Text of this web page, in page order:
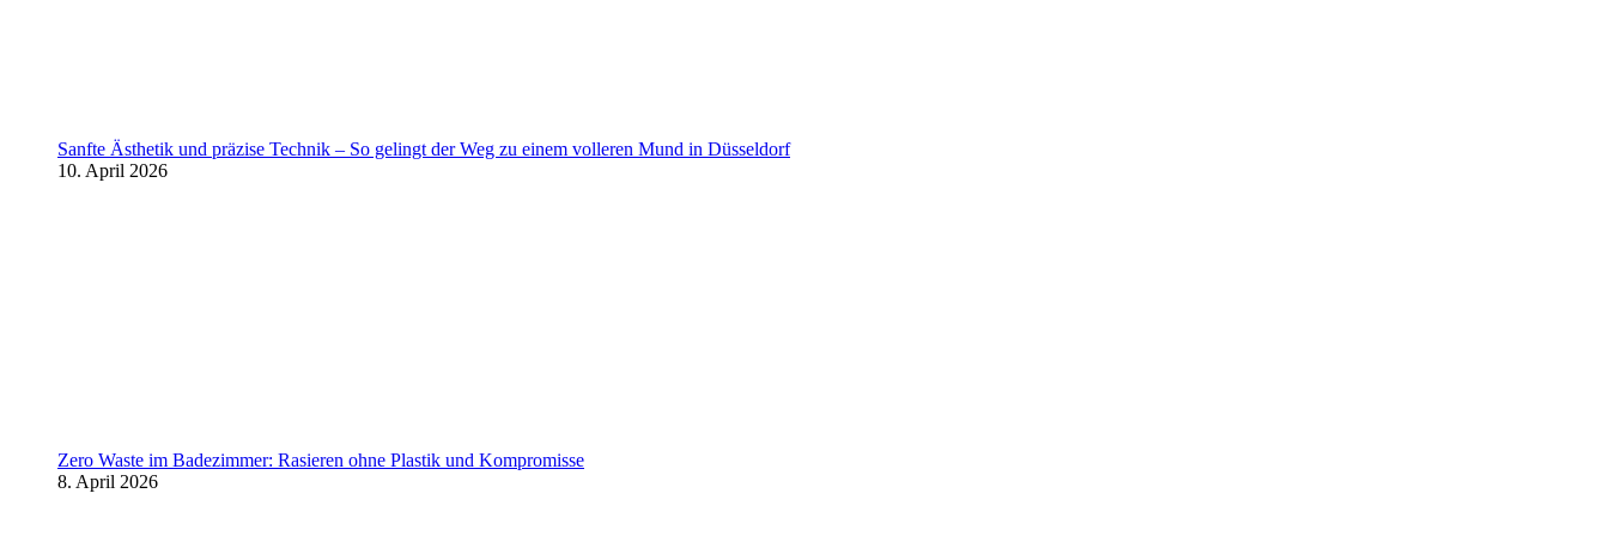
Sanfte Ästhetik und präzise Technik – So gelingt der Weg zu einem volleren Mund in Düsseldorf
10. April 2026
Zero Waste im Badezimmer: Rasieren ohne Plastik und Kompromisse
8. April 2026